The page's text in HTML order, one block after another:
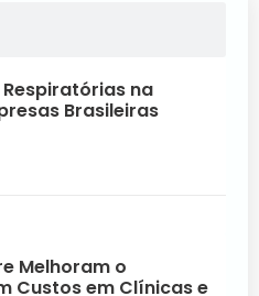
na
Brasileiras
Melhoram o
Custos em Clínicas e